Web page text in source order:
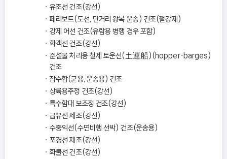
유조선 건조(강선)
페리보트(도선, 단거리 왕복 운송) 건조(철강제)
강제 어선 건조(유람용 병행 경우 포함)
화객선 건조(강선)
준설물 처리용 철제 토운선(土運船)(hopper-barges)
건조
잠수함(군용, 운송용) 건조
상륙용주정 건조(강선)
특수함대 보조정 건조(강선)
급유선 제조(강선)
수중익선(수면비행 선박) 건조(운송용)
포경선 제조(강선)
화물선 건조(강선)